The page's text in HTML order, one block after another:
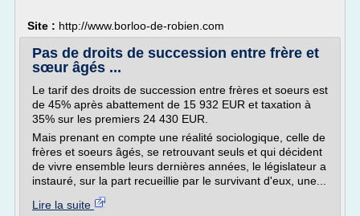
Site : http://www.borloo-de-robien.com
Pas de droits de succession entre frère et
sœur âgés ...
Le tarif des droits de succession entre frères et soeurs est
de 45% après abattement de 15 932 EUR et taxation à
35% sur les premiers 24 430 EUR.
Mais prenant en compte une réalité sociologique, celle de
frères et soeurs âgés, se retrouvant seuls et qui décident
de vivre ensemble leurs dernières années, le législateur a
instauré, sur la part recueillie par le survivant d'eux, une...
Lire la suite